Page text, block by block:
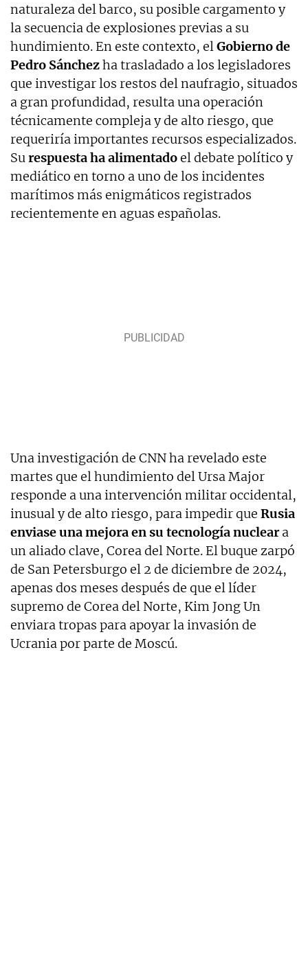
naturaleza del barco, su posible cargamento y
la secuencia de explosiones previas a su
hundimiento. En este contexto, elGobierno de
Pedro Sánchezha trasladado a los legisladores
que investigar los restos del naufragio, situados
a gran profundidad, resulta una operación
técnicamente compleja y de alto riesgo, que
requeriría importantes recursos especializados.
Surespuesta ha alimentadoel debate político y
mediático en torno a uno de los incidentes
marítimos más enigmáticos registrados
recientemente en aguas españolas.
Una investigación de CNN ha revelado este
martes que el hundimiento del Ursa Major
responde a una intervención militar occidental,
inusual y de alto riesgo, para impedir que Rusia
enviase una mejora en su tecnología nucleara
un aliado clave, Corea del Norte. El buque zarpó
de San Petersburgo el 2 de diciembre de 2024,
apenas dos meses después de que el líder
supremo de Corea del Norte, Kim Jong Un
enviara tropas para apoyar la invasión de
Ucrania por parte de Moscú.